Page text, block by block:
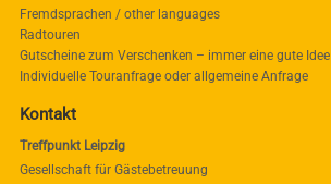
Fremdsprachen / other languages
Radtouren
Gutscheine zum Verschenken – immer eine gute Idee
Individuelle Touranfrage oder allgemeine Anfrage
Kontakt
Treffpunkt Leipzig
Gesellschaft für Gästebetreuung